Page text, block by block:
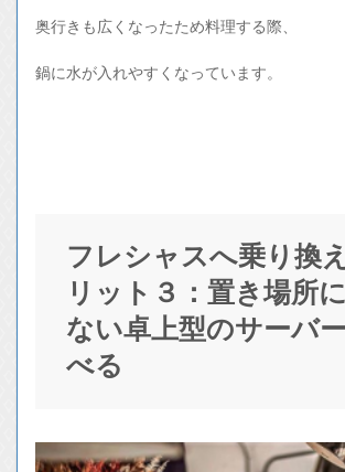
奥行きも広くなったため料理する際、
鍋に水が入れやすくなっています。
フレシャスへ乗り換
リット３：置き場所
ない卓上型のサーバ
べる